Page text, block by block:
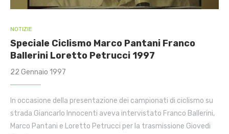
NOTIZIE
Speciale Ciclismo Marco Pantani Franco
Ballerini Loretto Petrucci 1997
22 Gennaio 1997
In occasione della presentazione dei campionati di ciclismo su
strada Giancarlo Innocenti aveva intervistato Franco Ballerini,
Marco Pantani e Loretto Petrucci per la trasmissione Giovedi